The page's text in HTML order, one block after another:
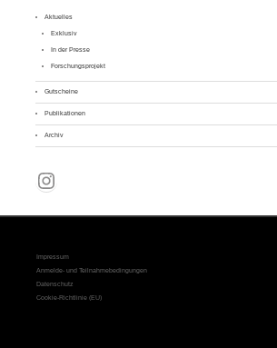
Aktuelles
Exklusiv
In der Presse
Forschungsprojekt
Gutscheine
Publikationen
Archiv
Instagram
Impressum
Anmelde- und Teilnahmebedingungen
Datenschutz
Cookie-Richtlinie (EU)